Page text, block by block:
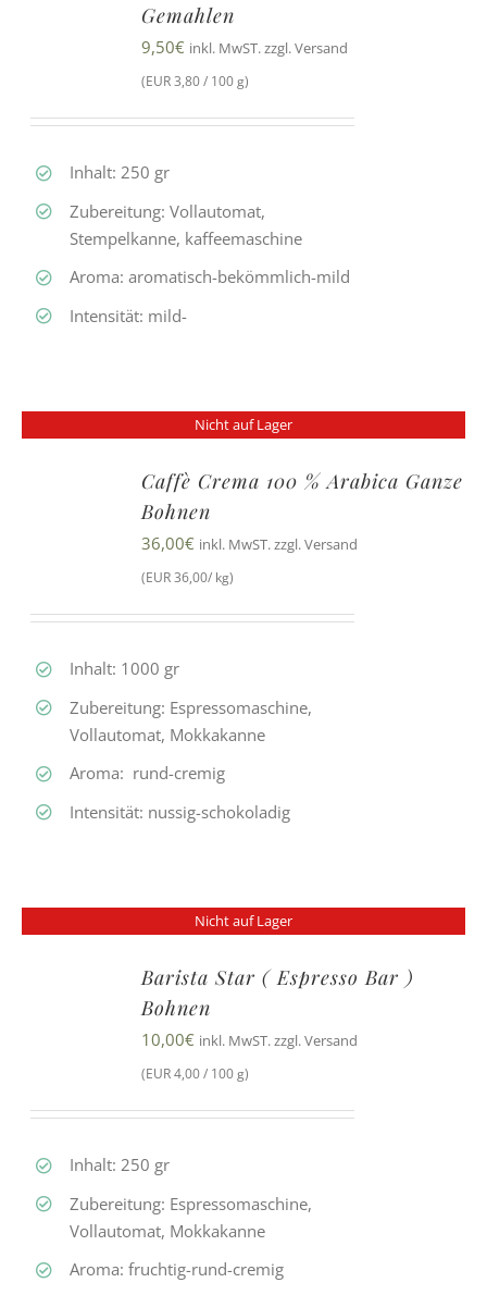
Gemahlen
9,50€ inkl. MwST. zzgl. Versand
(EUR 3,80 / 100 g)
Inhalt: 250 gr
Zubereitung: Vollautomat,
Stempelkanne, kaffeemaschine
Aroma: aromatisch-bekömmlich-mild
Intensität: mild-
Nicht auf Lager
Caffè Crema 100 % Arabica Ganze
Bohnen
36,00€ inkl. MwST. zzgl. Versand
(EUR 36,00/ kg)
Inhalt: 1000 gr
Zubereitung: Espressomaschine,
Vollautomat, Mokkakanne
Aroma: rund-cremig
Intensität: nussig-schokoladig
Nicht auf Lager
Barista Star ( Espresso Bar )
Bohnen
10,00€ inkl. MwST. zzgl. Versand
(EUR 4,00 / 100 g)
Inhalt: 250 gr
Zubereitung: Espressomaschine,
Vollautomat, Mokkakanne
Aroma: fruchtig-rund-cremig